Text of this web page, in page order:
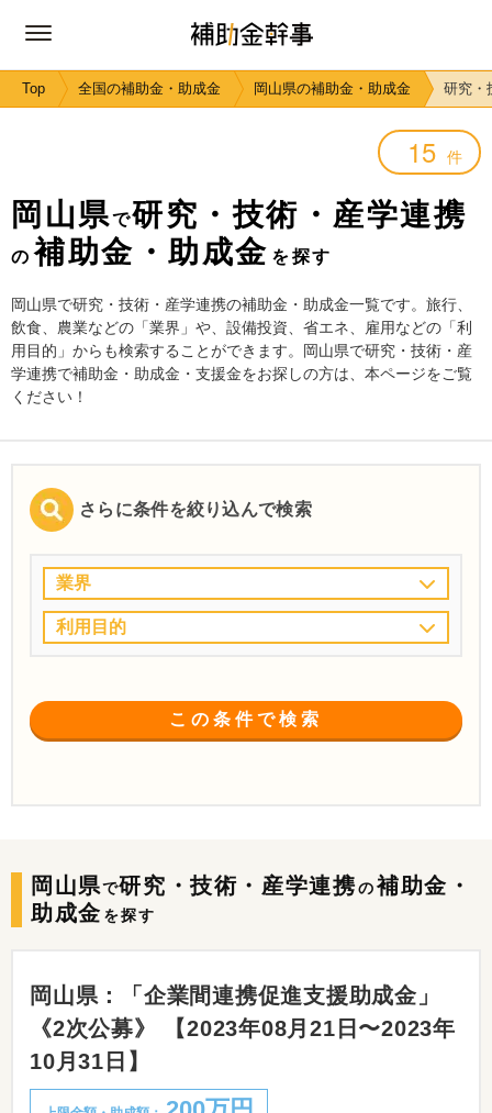
Top 全国の補助金・助成金 岡山県の補助金・助成金 研究・
15 件
岡山県で研究・技術・産学連携
の 補助金・助成金 を探す
岡山県で研究・技術・産学連携の補助金・助成金一覧です。旅行、
飲食、農業などの「業界」や、設備投資、省エネ、雇用などの「利
用目的」からも検索することができます。岡山県で研究・技術・産
学連携で補助金・助成金・支援金をお探しの方は、本ページをご覧
ください！
さらに条件を絞り込んで検索
業界
利用目的
この条件で検索
岡山県で研究・技術・産学連携の 補助金・
助成金を探す
岡山県：「企業間連携促進支援助成金」
《2次公募》 【2023年08月21日〜2023年
10月31日】